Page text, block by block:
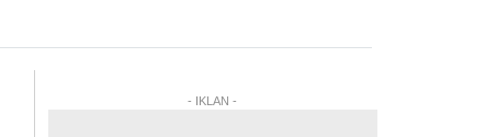
- IKLAN -